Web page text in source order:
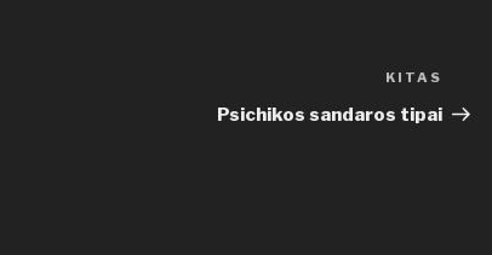
įrašas
KITAS
Psichikos sandaros tipai